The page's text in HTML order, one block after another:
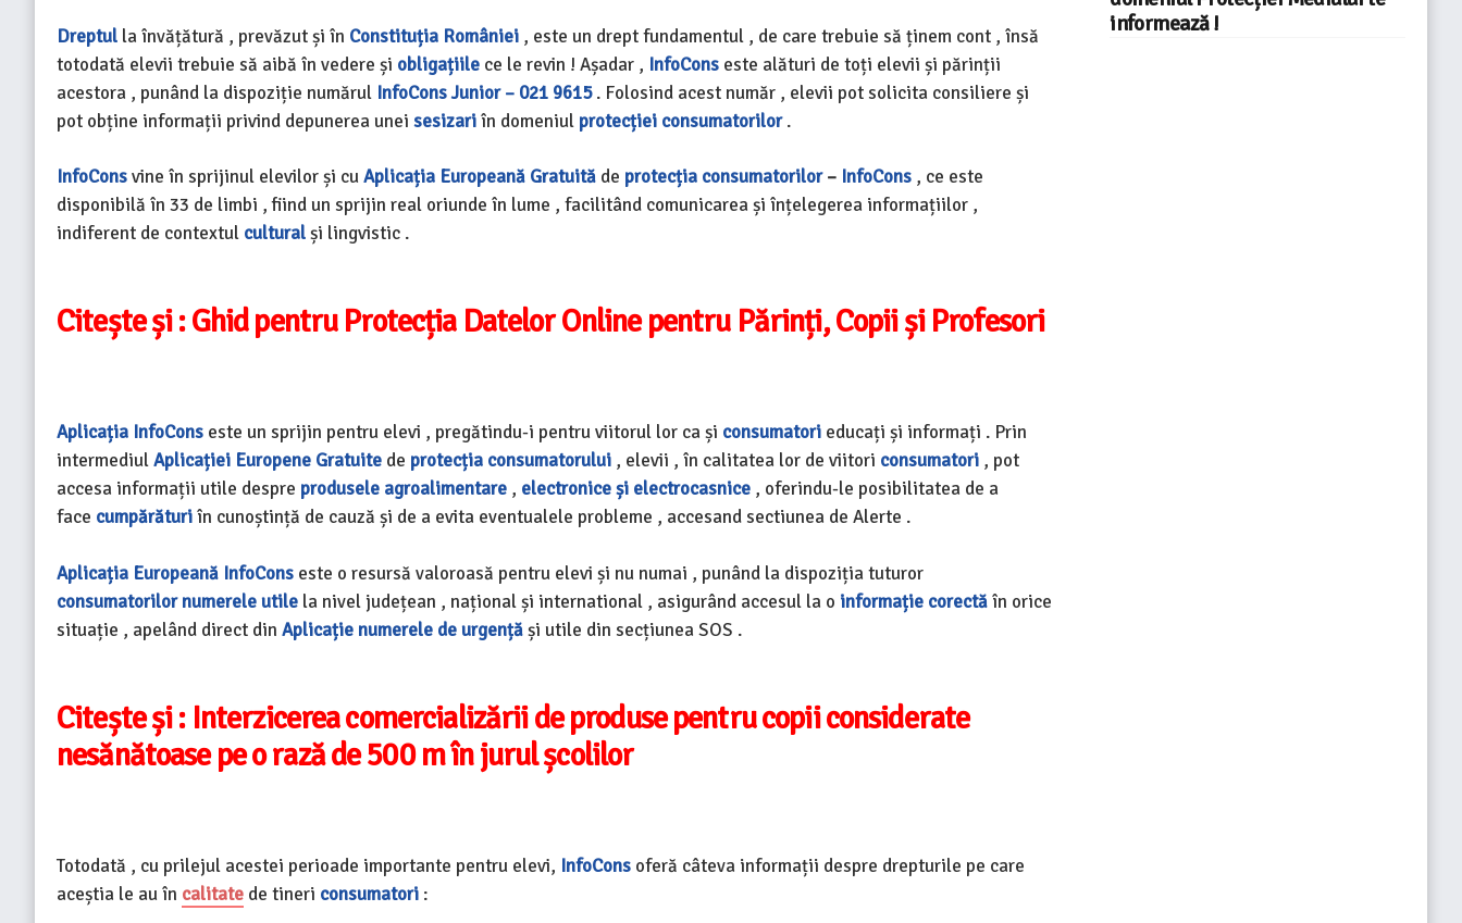
Dreptul la învățătură , prevăzut și în Constituția României , este un drept fundamentul , de care trebuie să ținem cont , însă
totodată elevii trebuie să aibă în vedere și obligațiile ce le revin ! Așadar , InfoCons este alături de toți elevii și părinții
acestora , punând la dispoziție numărul InfoCons Junior – 021 9615 . Folosind acest număr , elevii pot solicita consiliere și
pot obține informații privind depunerea unei sesizariîn domeniul protecției consumatorilor .
InfoConsvine în sprijinul elevilor și cuAplicația Europeană Gratuită de protecția consumatorilor– InfoCons , ce este
disponibilă în 33 de limbi , fiind un sprijin real oriunde în lume , facilitând comunicarea și înțelegerea informațiilor ,
indiferent de contextul culturalși lingvistic .
Citește și :Ghid pentru Protecția Datelor Online pentru Părinți, Copii și Profesori
Aplicația InfoCons este un sprijin pentru elevi , pregătindu-i pentru viitorul lor ca și consumatori educați și informați . Prin
intermediulAplicației Europene Gratuite de protecția consumatorului , elevii , în calitatea lor de viitori consumatori , pot
accesa informații utile despre produsele agroalimentare , electronice și electrocasnice , oferindu-le posibilitatea de a
face cumpărăturiîn cunoștință de cauză și de a evita eventualele probleme , accesand sectiunea de Alerte .
Aplicația Europeană InfoCons este o resursă valoroasă pentru elevi și nu numai , punând la dispoziția tuturor
consumatorilor numerele utile la nivel județean , național și international , asigurând accesul la o informație corectăîn orice
situație , apelând direct din Aplicație numerele de urgențăși utile din secțiunea SOS .
Citește și : Interzicerea comercializării de produse pentru copii considerate
nesănătoase pe o rază de 500 m în jurul școlilor
Totodată , cu prilejul acestei perioade importante pentru elevi, InfoCons oferă câteva informații despre drepturile pe care
aceștia le au în calitate de tineri consumatori :
informează !